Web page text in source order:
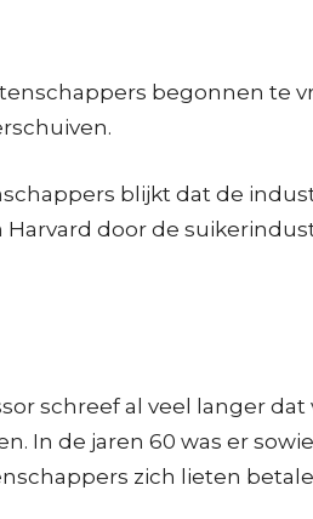
begonnen te
blijkt dat de
door de
schreef al veel langer
In de jaren 60 was er
zich lieten